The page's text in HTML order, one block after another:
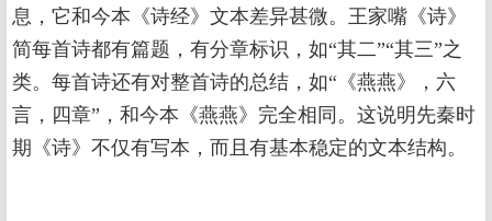
息，它和今本《诗经》文本差异甚微。王家嘴《诗》
简每首诗都有篇题，有分章标识，如“其二”“其三”之
类。每首诗还有对整首诗的总结，如“《燕燕》，六
言，四章”，和今本《燕燕》完全相同。这说明先秦时
期《诗》不仅有写本，而且有基本稳定的文本结构。